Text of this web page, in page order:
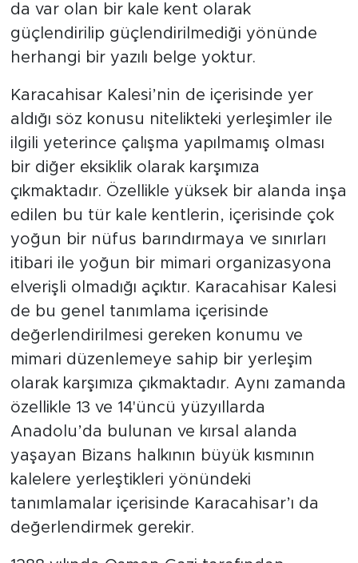
da var olan bir kale kent olarak
güçlendirilip güçlendirilmediği yönünde
herhangi bir yazılı belge yoktur.
Karacahisar Kalesi’nin de içerisinde yer
aldığı söz konusu nitelikteki yerleşimler ile
ilgili yeterince çalışma yapılmamış olması
bir diğer eksiklik olarak karşımıza
çıkmaktadır. Özellikle yüksek bir alanda inşa
edilen bu tür kale kentlerin, içerisinde çok
yoğun bir nüfus barındırmaya ve sınırları
itibari ile yoğun bir mimari organizasyona
elverişli olmadığı açıktır. Karacahisar Kalesi
de bu genel tanımlama içerisinde
değerlendirilmesi gereken konumu ve
mimari düzenlemeye sahip bir yerleşim
olarak karşımıza çıkmaktadır. Aynı zamanda
özellikle 13 ve 14'üncü yüzyıllarda
Anadolu’da bulunan ve kırsal alanda
yaşayan Bizans halkının büyük kısmının
kalelere yerleştikleri yönündeki
tanımlamalar içerisinde Karacahisar’ı da
değerlendirmek gerekir.